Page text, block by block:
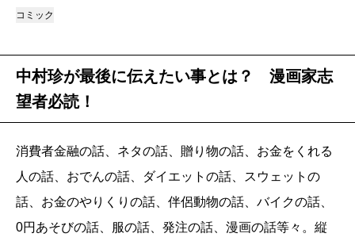
コミック
中村珍が最後に伝えたい事とは？ 漫画家志
望者必読！
消費者金融の話、ネタの話、贈り物の話、お金をくれる
人の話、おでんの話、ダイエットの話、スウェットの
話、お金のやりくりの話、伴侶動物の話、バイクの話、
0円あそびの話、服の話、発注の話、漫画の話等々。縦